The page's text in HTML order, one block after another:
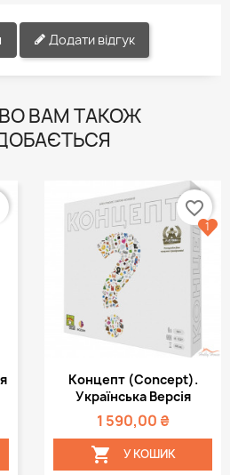
Додати відгук
ВАМ ТАКОЖ
Концепт (Concept).
Українська Версія
1 590,00 ₴
 У КОШИК
favorite_border
1